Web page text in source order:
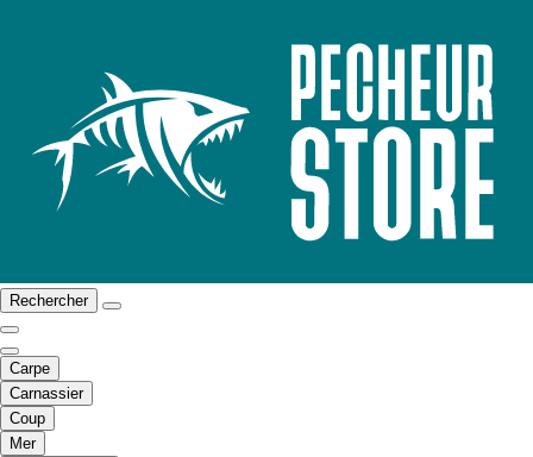
Rechercher
Carpe
Carnassier
Coup
Mer